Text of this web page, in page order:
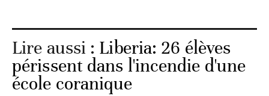
Lire aussi : Liberia: 26 élèves
périssent dans l'incendie d'une
école coranique